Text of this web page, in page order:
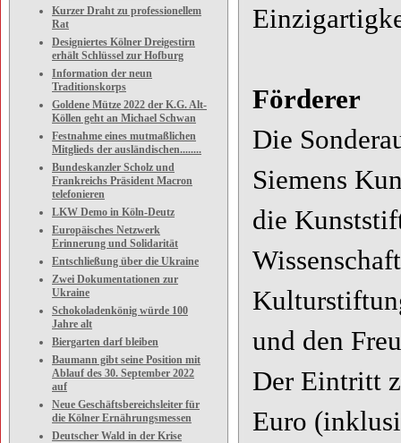
Kurzer Draht zu professionellem
Rat
Designiertes Kölner Dreigestirn
erhält Schlüssel zur Hofburg
Information der neun
Traditionskorps
Goldene Mütze 2022 der K.G. Alt-
Köllen geht an Michael Schwan
Festnahme eines mutmaßlichen
Mitglieds der ausländischen........
Bundeskanzler Scholz und
Frankreichs Präsident Macron
telefonieren
LKW Demo in Köln-Deutz
Europäisches Netzwerk
Erinnerung und Solidarität
Entschließung über die Ukraine
Zwei Dokumentationen zur
Ukraine
Schokoladenkönig würde 100
Jahre alt
Biergarten darf bleiben
Baumann gibt seine Position mit
Ablauf des 30. September 2022
auf
Neue Geschäftsbereichsleiter für
die Kölner Ernährungsmessen
Deutscher Wald in der Krise
Förderer
Die
Siemens
die
und den
Der Eintritt
Euro